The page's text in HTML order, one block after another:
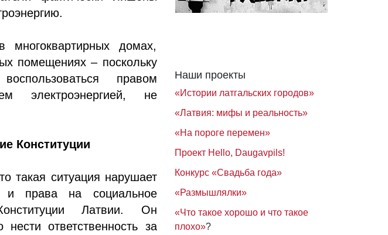
многоквартирных домах,
помещениях – поскольку
правом
электроэнергией, не
Конституции
такая ситуация нарушает
и права на социальное
Латвии. Он
нести ответственность за
Наши проекты
«Истории латгальских городов»
«Латвия: мифы и реальность»
«На пороге перемен»
Проект Hello, Daugavpils!
Конкурс «Свадьба года»
«Размышлялки»
«Что такое хорошо и что такое
плохо»?